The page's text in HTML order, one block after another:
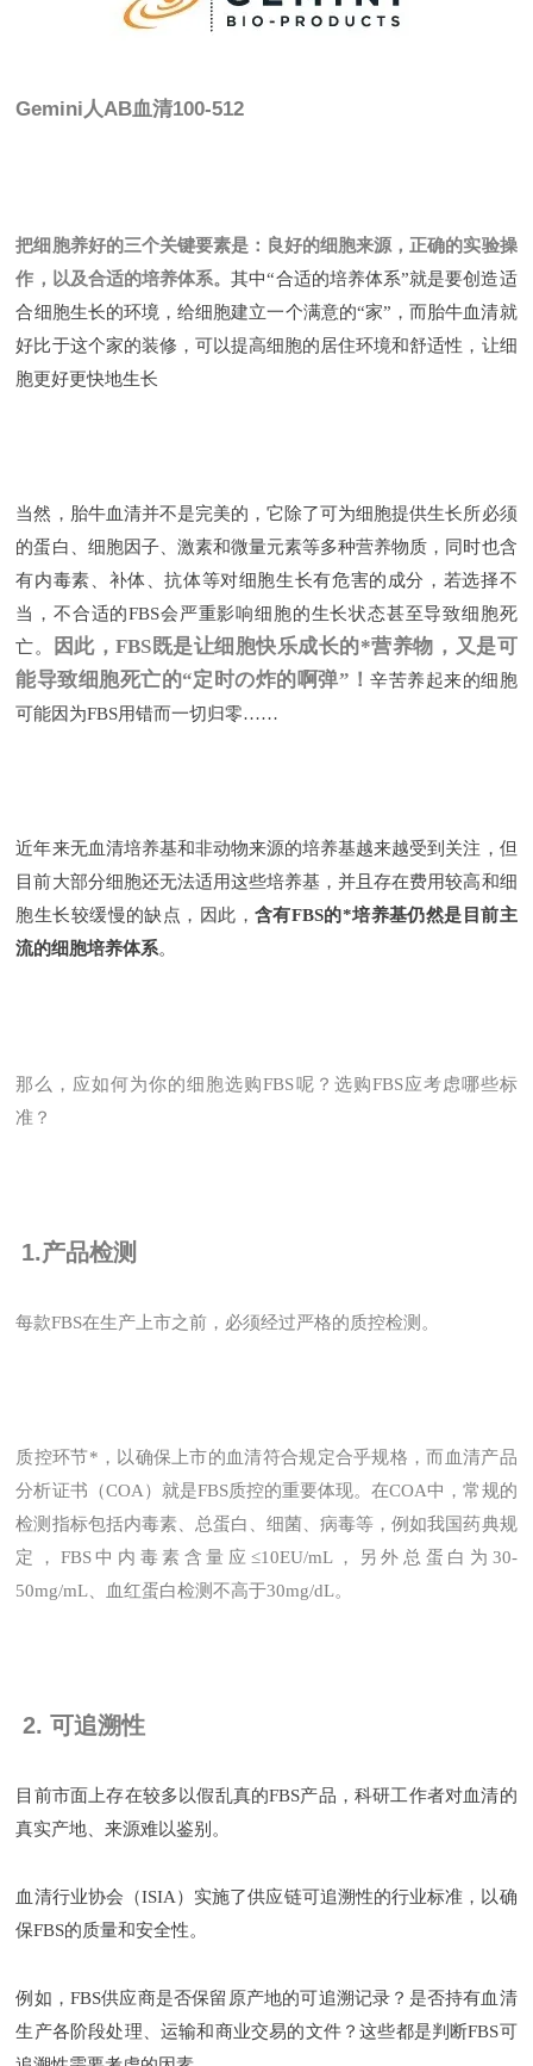
Gemini人AB血清100-512
把细胞养好的三个关键要素是：良好的细胞来源，正确的实验操
作，以及合适的培养体系。其中“合适的培养体系”就是要创造适
合细胞生长的环境，给细胞建立一个满意的“家”，而胎牛血清就
好比于这个家的装修，可以提高细胞的居住环境和舒适性，让细
胞更好更快地生长
当然，胎牛血清并不是完美的，它除了可为细胞提供生长所必须
的蛋白、细胞因子、激素和微量元素等多种营养物质，同时也含
有内毒素、补体、抗体等对细胞生长有危害的成分，若选择不
当，不合适的FBS会严重影响细胞的生长状态甚至导致细胞死
亡。
因此，FBS既是让细胞快乐成长的*营养物，又是可
能导致细胞死亡的“定时の炸的啊弹”！辛苦养起来的细胞
可能因为FBS用错而一切归零……
近年来无血清培养基和非动物来源的培养基越来越受到关注，但
目前大部分细胞还无法适用这些培养基，并且存在费用较高和细
胞生长较缓慢的缺点，因此， 含有FBS的*培养基仍然是目前主
流的细胞培养体系。
那么，应如何为你的细胞选购FBS呢？选购FBS应考虑哪些标
准？
1.产品检测
每款FBS在生产上市之前，必须经过严格的质控检测。
质控环节*，以确保上市的血清符合规定合乎规格，而血清产品
分析证书（COA）就是FBS质控的重要体现。在COA中，常规的
检测指标包括内毒素、总蛋白、细菌、病毒等，例如我国药典规
定，FBS中内毒素含量应≤10EU/mL，另外总蛋白为30-
50mg/mL、血红蛋白检测不高于30mg/dL。
2. 可追溯性
目前市面上存在较多以假乱真的FBS产品，科研工作者对血清的
真实产地、来源难以鉴别。
血清行业协会（ISIA）实施了供应链可追溯性的行业标准，以确
保FBS的质量和安全性。
例如，FBS供应商是否保留原产地的可追溯记录？是否持有血清
生产各阶段处理、运输和商业交易的文件？这些都是判断FBS可